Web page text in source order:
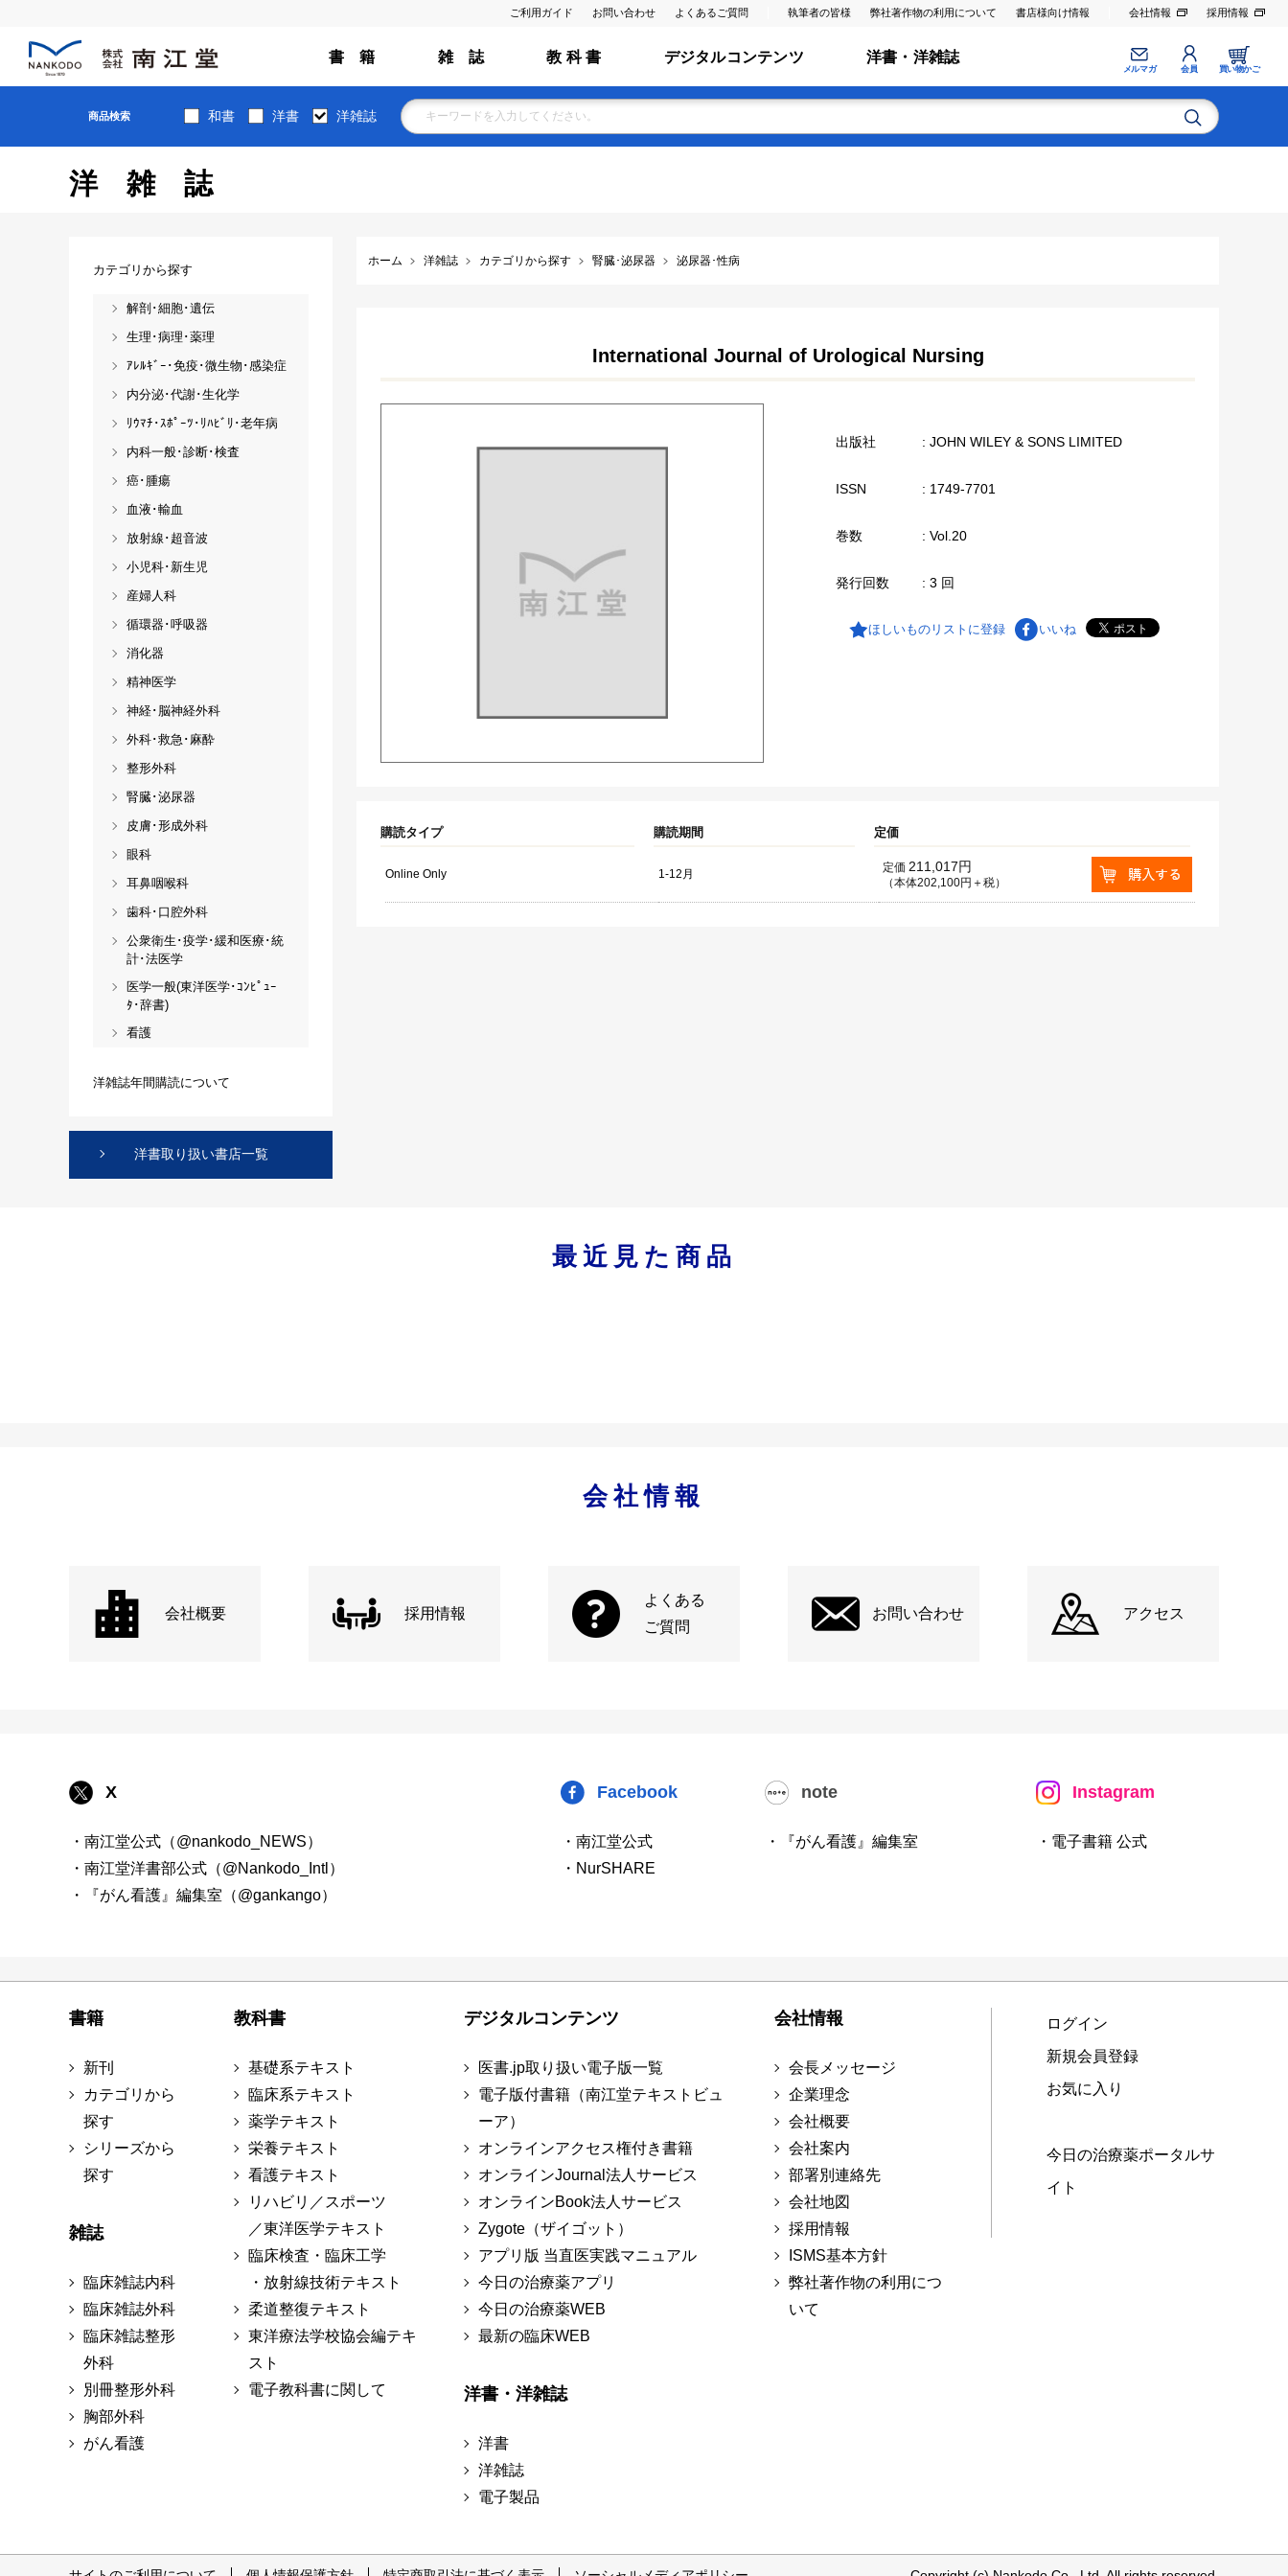
ご利用ガイド お問い合わせ よくあるご質問 執筆者の皆様 弊社著作物の利用について 書店様向け情報 会社情報 採用情報
書 籍 雑 誌 教 科 書 デジタルコンテンツ 洋書・洋雑誌
メルマガ 会員 買い物かご
商品検索 和書 洋書 洋雑誌
洋雑誌
ホーム 洋雑誌 カテゴリから探す 腎臓･泌尿器 泌尿器･性病
International Journal of Urological Nursing
出版社 : JOHN WILEY & SONS LIMITED
ISSN : 1749-7701
巻数 : Vol.20
発行回数 : 3 回
ほしいものリストに登録 いいね
購読タイプ 購読期間 定価
Online Only 1-12月 定価 211,017円
（本体202,100円＋税）
カテゴリから探す
解剖･細胞･遺伝
生理･病理･薬理
ｱﾚﾙｷﾞｰ･免疫･微生物･感染症
内分泌･代謝･生化学
ﾘｳﾏﾁ･ｽﾎﾟｰﾂ･ﾘﾊﾋﾞﾘ･老年病
内科一般･診断･検査
癌･腫瘍
血液･輸血
放射線･超音波
小児科･新生児
産婦人科
循環器･呼吸器
消化器
精神医学
神経･脳神経外科
外科･救急･麻酔
整形外科
腎臓･泌尿器
皮膚･形成外科
眼科
耳鼻咽喉科
歯科･口腔外科
公衆衛生･疫学･緩和医療･統
計･法医学
医学一般(東洋医学･ｺﾝﾋﾟｭｰ
ﾀ･辞書)
看護
洋雑誌年間購読について
洋書取り扱い書店一覧
最近見た商品
会社情報
会社概要 採用情報
よくある
ご質問
お問い合わせ アクセス
X
・南江堂公式（@nankodo_NEWS）
・南江堂洋書部公式（@Nankodo_Intl）
・『がん看護』編集室（@gankango）
Facebook
・南江堂公式
・NurSHARE
note
・『がん看護』編集室
Instagram
・電子書籍 公式
書籍
新刊
カテゴリから
探す
シリーズから
探す
雑誌
臨床雑誌内科
臨床雑誌外科
臨床雑誌整形
外科
別冊整形外科
胸部外科
がん看護
教科書
基礎系テキスト
臨床系テキスト
薬学テキスト
栄養テキスト
看護テキスト
リハビリ／スポーツ
／東洋医学テキスト
臨床検査・臨床工学
・放射線技術テキスト
柔道整復テキスト
東洋療法学校協会編テキ
スト
電子教科書に関して
デジタルコンテンツ
医書.jp取り扱い電子版一覧
電子版付書籍（南江堂テキストビュ
ーア）
オンラインアクセス権付き書籍
オンラインJournal法人サービス
オンラインBook法人サービス
Zygote（ザイゴット）
アプリ版 当直医実践マニュアル
今日の治療薬アプリ
今日の治療薬WEB
最新の臨床WEB
洋書・洋雑誌
洋書
洋雑誌
電子製品
会社情報
会長メッセージ
企業理念
会社概要
会社案内
部署別連絡先
会社地図
採用情報
ISMS基本方針
弊社著作物の利用につ
いて
ログイン
新規会員登録
お気に入り
今日の治療薬ポータルサ
イト